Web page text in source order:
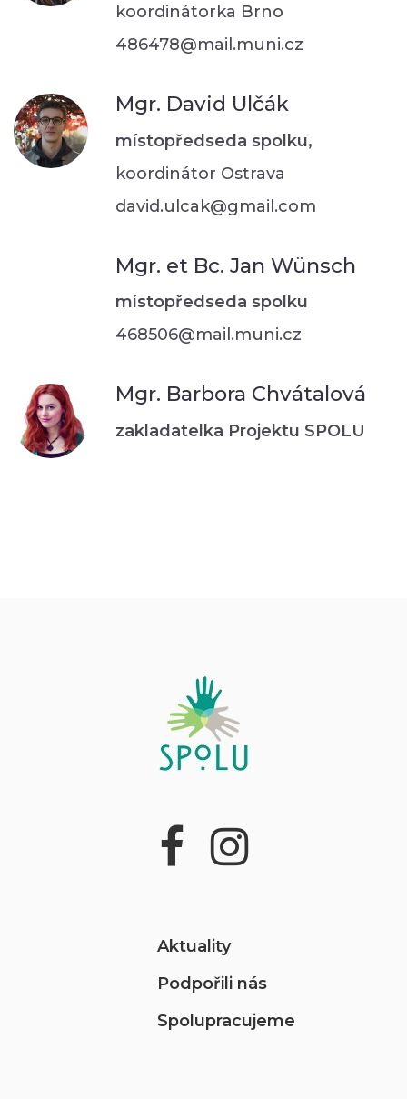
koordinátorka Brno
486478@mail.muni.cz
Mgr. David Ulčák
místopředseda spolku,
koordinátor Ostrava
david.ulcak@gmail.com
Mgr. et Bc. Jan Wünsch
místopředseda spolku
468506@mail.muni.cz
Mgr. Barbora Chvátalová
zakladatelka Projektu SPOLU
Aktuality
Podpořili nás
Spolupracujeme